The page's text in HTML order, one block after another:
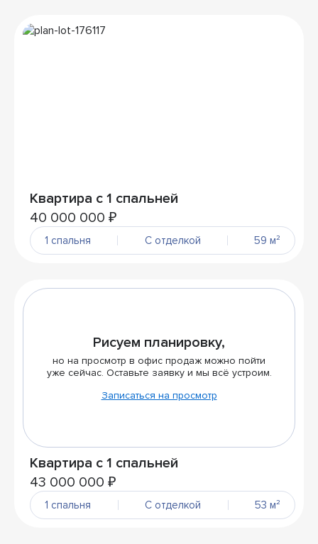
Квартира с 1 спальней
40 000 000 ₽
1 спальня С отделкой 59 м²
Рисуем планировку,
но на просмотр в офис продаж можно пойти
уже сейчас. Оставьте заявку и мы всё устроим.
Записаться на просмотр
Квартира с 1 спальней
43 000 000 ₽
1 спальня С отделкой 53 м²